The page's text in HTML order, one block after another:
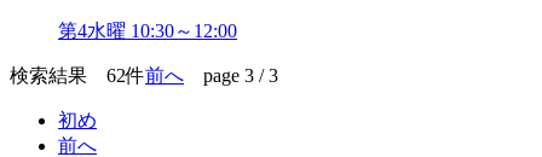
第4水曜 10:30～12:00
検索結果 62件前へ page 3 / 3
初め
前へ